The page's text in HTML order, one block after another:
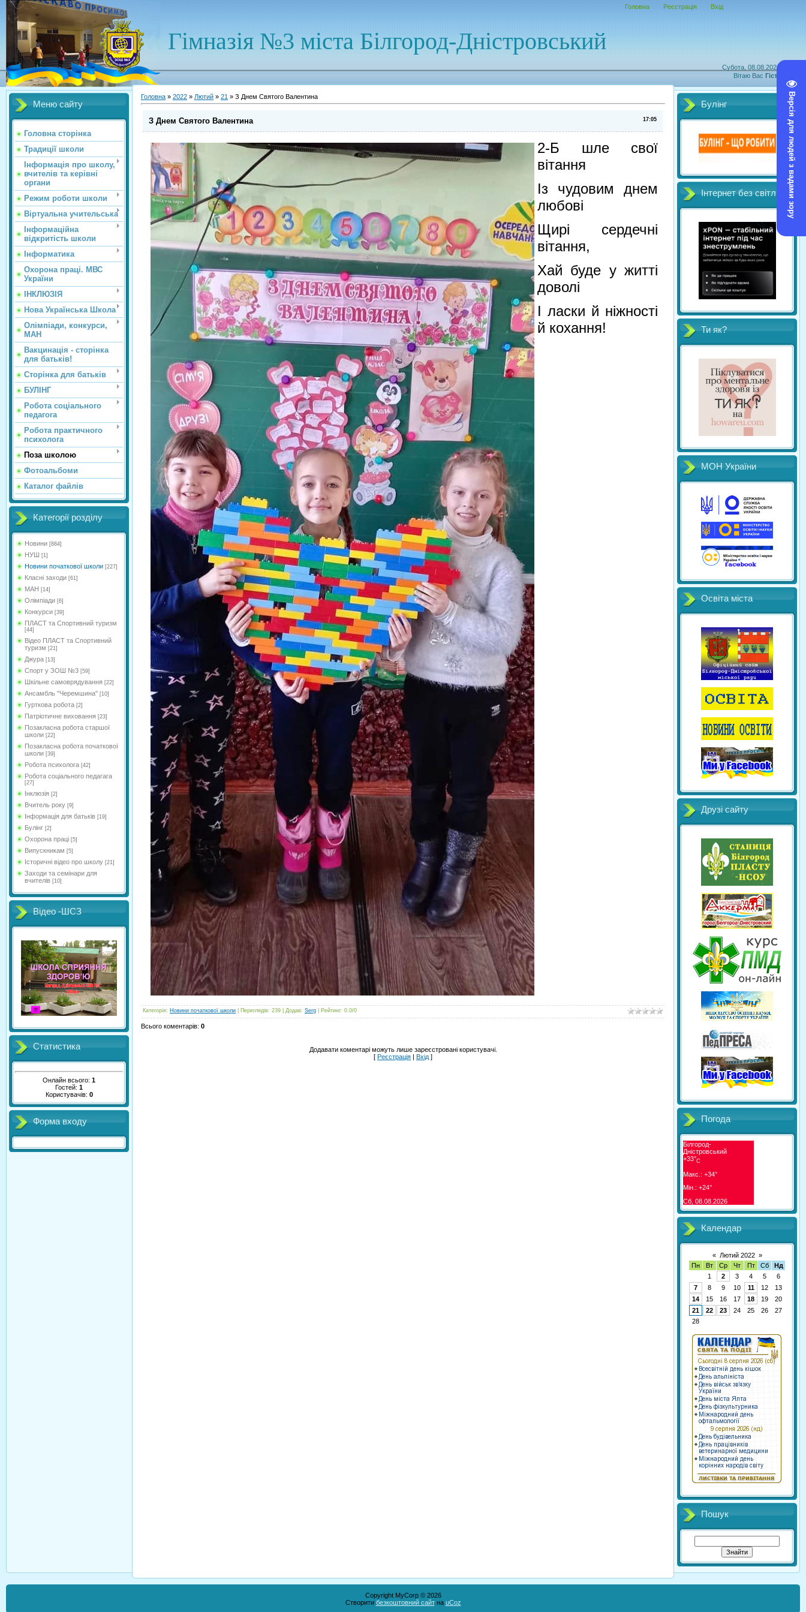
Версія для людей з вадами зору
Субота, 08.08.2026, 15:12
Вітаю Вас Гість
Гімназія №3 міста Білгород-Дністровський
Головна Реєстрація Вхід
Меню сайту
Головна сторінка
Традиції школи
Інформація про школу,
вчителів та керівні
органи
Режим роботи школи
Віртуальна учительська
Інформаційна
відкритість школи
Інформатика
Охорона праці. МВС
України
ІНКЛЮЗІЯ
Нова Українська Школа
Олімпіади, конкурси,
МАН
Вакцинація - сторінка
для батьків!
Сторінка для батьків
БУЛІНГ
Робота соціального
педагога
Робота практичного
психолога
Поза школою
Фотоальбоми
Каталог файлів
Категорії розділу
Новини [884]
НУШ [1]
Новини початкової школи [227]
Класні заходи [61]
МАН [14]
Олімпіади [6]
Конкурси [39]
ПЛАСТ та Спортивний туризм
[44]
Відео ПЛАСТ та Спортивний
туризм [21]
Джура [13]
Спорт у ЗОШ №3 [59]
Шкільне самоврядування [22]
Ансамбль "Черемшина" [10]
Гурткова робота [2]
Патріотичне виховання [23]
Позакласна робота старшої
школи [22]
Позакласна робота початкової
школи [39]
Робота психолога [42]
Робота соціального педагага
[27]
Інклюзія [2]
Вчитель року [9]
Інформація для батьків [19]
Булінг [2]
Охорона праці [5]
Випускникам [5]
Історичні відео про школу [21]
Заходи та семінари для
вчителів [10]
Відео -ШСЗ
Статистика
Онлайн всього: 1
Гостей: 1
Користувачів: 0
Форма входу
Головна » 2022 » Лютий » 21 » З Днем Святого Валентина
17:05
З Днем Святого Валентина
2-Б шле свої
вітання
Із чудовим днем
любові
Щирі сердечні
вітання,
Хай буде у житті
доволі
І ласки й ніжності
й кохання!
Категорія: Новини початкової школи Переглядів: 239 | Додав: Serg Рейтинг: 0.0/0
Всього коментарів: 0
Додавати коментарі можуть лише зареєстровані користувачі.
[ Реєстрація | Вхід ]
Булінг
Інтернет без світл
Ти як?
МОН України
Освіта міста
Друзі сайту
Погода
Білгород-
Дністровський
+33°C
Макс.: +34°
Мін.: +24°
Сб, 08.08.2026
Календар
« Лютий 2022 »
Пн
Вт Ср Чт Пт Сб
Нд
1
2 3 4 5
6
7
8 9 10 11 12
13
14
15 16 17 18 19
20
21
22 23 24 25 26
27
28
Пошук
Copyright MyCorp © 2026
Створити безкоштовний сайтна uCoz